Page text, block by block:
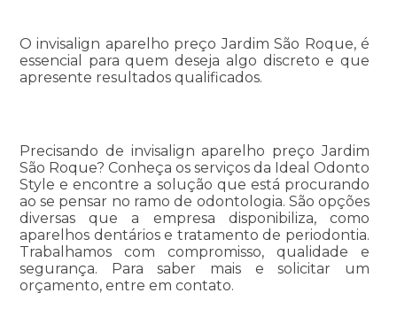
O invisalign aparelho preço Jardim São Roque, é
essencial para quem deseja algo discreto e que
apresente resultados qualificados.
Precisando de invisalign aparelho preço Jardim
São Roque? Conheça os serviços da Ideal Odonto
Style e encontre a solução que está procurando
ao se pensar no ramo de odontologia. São opções
diversas que a empresa disponibiliza, como
aparelhos dentários e tratamento de periodontia.
Trabalhamos com compromisso, qualidade e
segurança. Para saber mais e solicitar um
orçamento, entre em contato.